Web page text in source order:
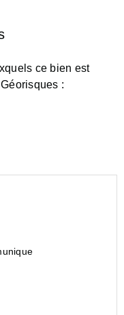
ce bien est
: